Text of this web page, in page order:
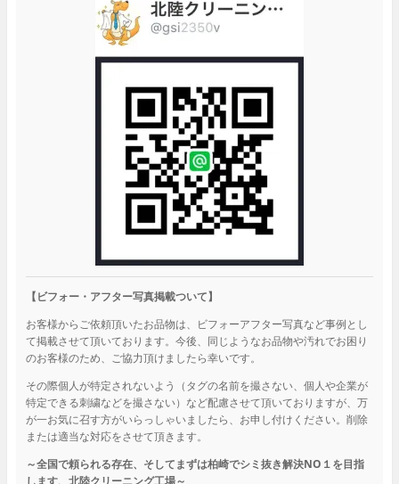
【ビフォー・アフター写真掲載ついて】
お客様からご依頼頂いたお品物は、ビフォーアフター写真など事例とし
て掲載させて頂いております。今後、同じようなお品物や汚れでお困り
のお客様のため、ご協力頂けましたら幸いです。
その際個人が特定されないよう（タグの名前を撮さない、個人や企業が
特定できる刺繍などを撮さない）など配慮させて頂いておりますが、万
が一お気に召す方がいらっしゃいましたら、お申し付けください。削除
または適当な対応をさせて頂きます。
～全国で頼られる存在、そしてまずは柏崎でシミ抜き解決NO１を目指